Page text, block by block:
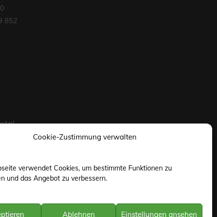
Cookie-Zustimmung verwalten
verwendet Cookies, um bestimmte Funktionen zu
und das Angebot zu verbessern.
Ablehnen Einstellungen ansehen
852